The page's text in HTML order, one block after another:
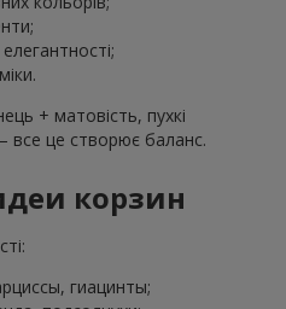
+ матовість, пухкі
це створює баланс.
корзин
гиацинты;